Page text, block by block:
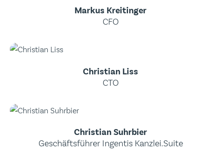
Markus Kreitinger
CFO
Christian Liss
CTO
Christian Suhrbier
Geschäftsführer Ingentis Kanzlei.Suite